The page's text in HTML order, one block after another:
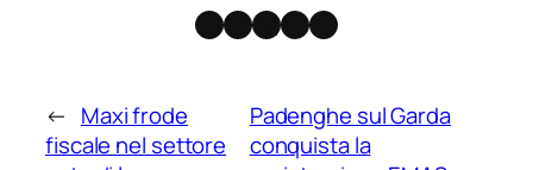
Facebook
Instagram
X Threads
Telegram
← Maxi frode
fiscale nel settore
Padenghe sul Garda
conquista la